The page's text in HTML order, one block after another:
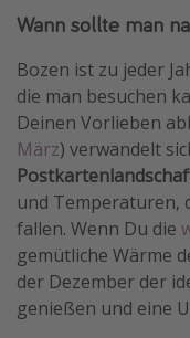
Wann sollte man
Bozen ist zu jeder
die man besuchen
Deinen Vorlieben
März) verwandelt
und Temperaturen,
fallen. Wenn Du die
gemütliche Wärme
der Dezember der
genießen und eine